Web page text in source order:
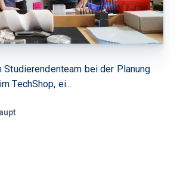
Studierendenteam bei der Planung
TechShop, ei...